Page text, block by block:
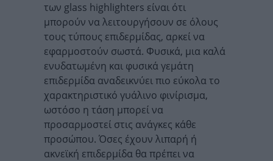
των glass highlighters είναι ότι
μπορούν να λειτουργήσουν σε όλους
τους τύπους επιδερμίδας, αρκεί να
εφαρμοστούν σωστά. Φυσικά, μια καλά
ενυδατωμένη και φυσικά γεμάτη
επιδερμίδα αναδεικνύει πιο εύκολα το
χαρακτηριστικό γυάλινο φινίρισμα,
ωστόσο η τάση μπορεί να
προσαρμοστεί στις ανάγκες κάθε
προσώπου. Όσες έχουν λιπαρή ή
ακνεϊκή επιδερμίδα θα πρέπει να